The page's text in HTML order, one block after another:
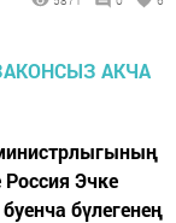
Эчке
бүлегенең